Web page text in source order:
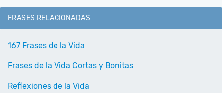
FRASES RELACIONADAS
167 Frases de la Vida
Frases de la Vida Cortas y Bonitas
Reflexiones de la Vida